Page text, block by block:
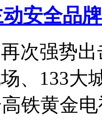
安全品
次强势
、133大
铁黄金